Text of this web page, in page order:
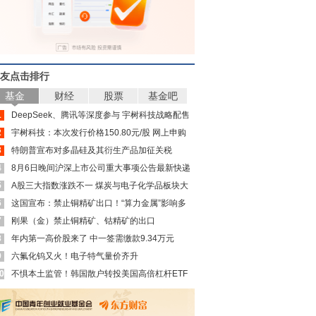
点击排行
基金
财经 股票 基金吧
DeepSeek、腾讯等深度参与 宇树科技战略配售
名单来了
宇树科技：本次发行价格150.80元/股 网上申购
日为8月10日
特朗普宣布对多晶硅及其衍生产品加征关税
8月6日晚间沪深上市公司重大事项公告最新快递
A股三大指数涨跌不一 煤炭与电子化学品板块大
涨
这国宣布：禁止铜精矿出口！“算力金属”影响多
大？
刚果（金）禁止铜精矿、钴精矿的出口
年内第一高价股来了 中一签需缴款9.34万元
六氟化钨又火！电子特气量价齐升
不惧本土监管！韩国散户转投美国高倍杠杆ETF
分析师：更大风险酝酿中